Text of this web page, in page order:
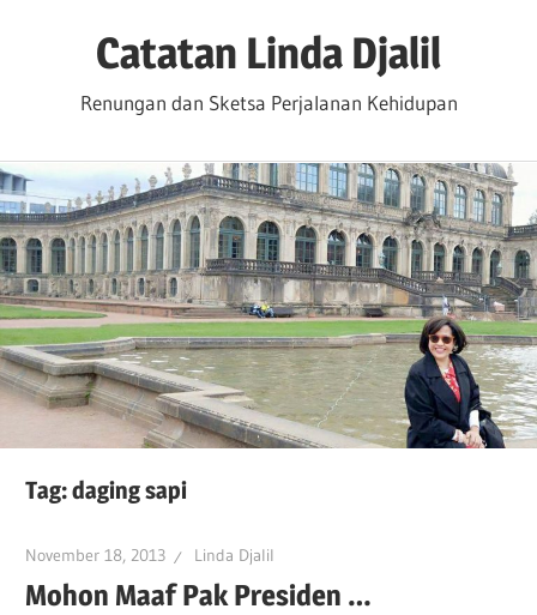
Catatan Linda Djalil
Renungan dan Sketsa Perjalanan Kehidupan
Tag:daging sapi
November 18, 2013 Linda Djalil
Mohon Maaf Pak Presiden …